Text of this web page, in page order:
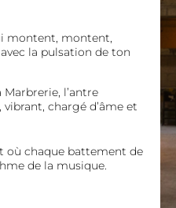
montent, montent,
la pulsation de ton
Marbrerie, l’antre
chargé d’âme et
où chaque battement de
de la musique.